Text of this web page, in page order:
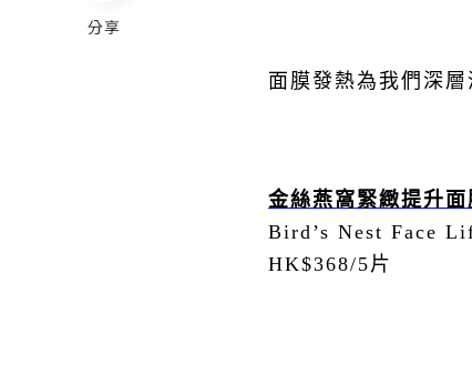
分享
面膜發熱為我們深
金絲燕窩緊緻提升面
Bird’s Nest Face
HK$368/5片